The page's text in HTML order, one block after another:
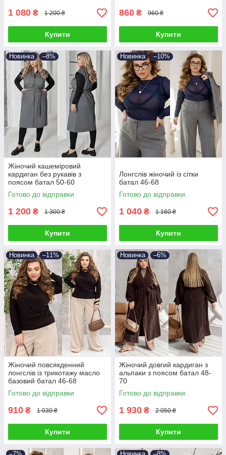
1 080 ₴ 1 200 ₴
Купити
860 ₴ 960 ₴
Купити
Новинка –8%
Жіночий кашеміровий
кардиган без рукавів з
поясом батал 50-60
Готово до відправки
1 200 ₴ 1 300 ₴
Купити
Новинка –10%
Лонгслів жіночий із сітки
батал 46-68
Готово до відправки
1 040 ₴ 1 160 ₴
Купити
Новинка –11%
Жіночий повсякденний
лонгслів із трикотажу масло
базовий батал 46-68
Готово до відправки
910 ₴ 1 030 ₴
Купити
Новинка –6%
Жіночий довгий кардиган з
альпаки з поясом батал 48-
70
Готово до відправки
1 930 ₴ 2 050 ₴
Купити